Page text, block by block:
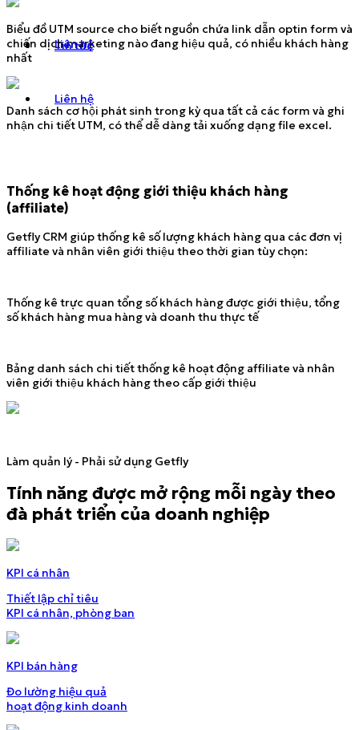
Liên hệ
Tin tức
Liên hệ
Biểu đồ UTM source cho biết nguồn chứa link dẫn optin form và
chiến dịch marketing nào đang hiệu quả, có nhiều khách hàng
nhất
Danh sách cơ hội phát sinh trong kỳ qua tất cả các form và ghi
nhận chi tiết UTM, có thể dễ dàng tải xuống dạng file excel.
Thống kê hoạt động giới thiệu khách hàng
(affiliate)
Getfly CRM giúp thống kê số lượng khách hàng qua các đơn vị
affiliate và nhân viên giới thiệu theo thời gian tùy chọn:
Thống kê trực quan tổng số khách hàng được giới thiệu, tổng
số khách hàng mua hàng và doanh thu thực tế
Bảng danh sách chi tiết thống kê hoạt động affiliate và nhân
viên giới thiệu khách hàng theo cấp giới thiệu
Làm quản lý - Phải sử dụng Getfly
Tính năng được mở rộng mỗi ngày theo
đà phát triển của doanh nghiệp
KPI cá nhân
Thiết lập chỉ tiêu
KPI cá nhân, phòng ban
KPI bán hàng
Đo lường hiệu quả
hoạt động kinh doanh